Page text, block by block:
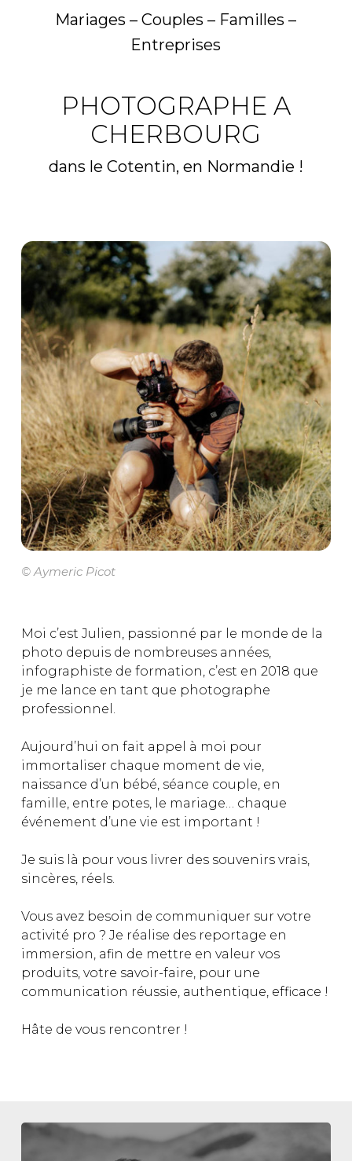
Mariages – Couples – Familles –
Entreprises
PHOTOGRAPHE A
CHERBOURG
dans le Cotentin, en Normandie !
© Aymeric Picot
Moi c’est Julien, passionné par le monde de la
photo depuis de nombreuses années,
infographiste de formation, c’est en 2018 que
je me lance en tant que photographe
professionnel.
Aujourd’hui on fait appel à moi pour
immortaliser chaque moment de vie,
naissance d’un bébé, séance couple, en
famille, entre potes, le mariage… chaque
événement d’une vie est important !
Je suis là pour vous livrer des souvenirs vrais,
sincères, réels.
Vous avez besoin de communiquer sur votre
activité pro ? Je réalise des reportage en
immersion, afin de mettre en valeur vos
produits, votre savoir-faire, pour une
communication réussie, authentique, efficace !
Hâte de vous rencontrer !